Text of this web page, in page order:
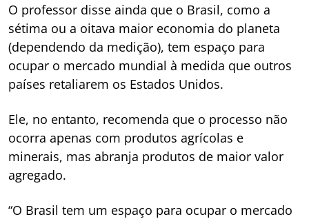
O professor disse ainda que o Brasil, como a
sétima ou a oitava maior economia do planeta
(dependendo da medição), tem espaço para
ocupar o mercado mundial à medida que outros
países retaliarem os Estados Unidos.
Ele, no entanto, recomenda que o processo não
ocorra apenas com produtos agrícolas e
minerais, mas abranja produtos de maior valor
agregado.
“O Brasil tem um espaço para ocupar o mercado